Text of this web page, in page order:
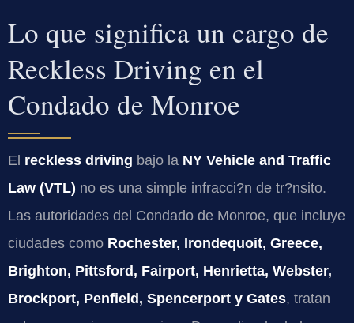
Lo que significa un cargo de
Reckless Driving en el
Condado de Monroe
El reckless driving bajo la NY Vehicle and Traffic
Law (VTL) no es una simple infracci?n de tr?nsito.
Las autoridades del Condado de Monroe, que incluye
ciudades como Rochester, Irondequoit, Greece,
Brighton, Pittsford, Fairport, Henrietta, Webster,
Brockport, Penfield, Spencerport y Gates, tratan